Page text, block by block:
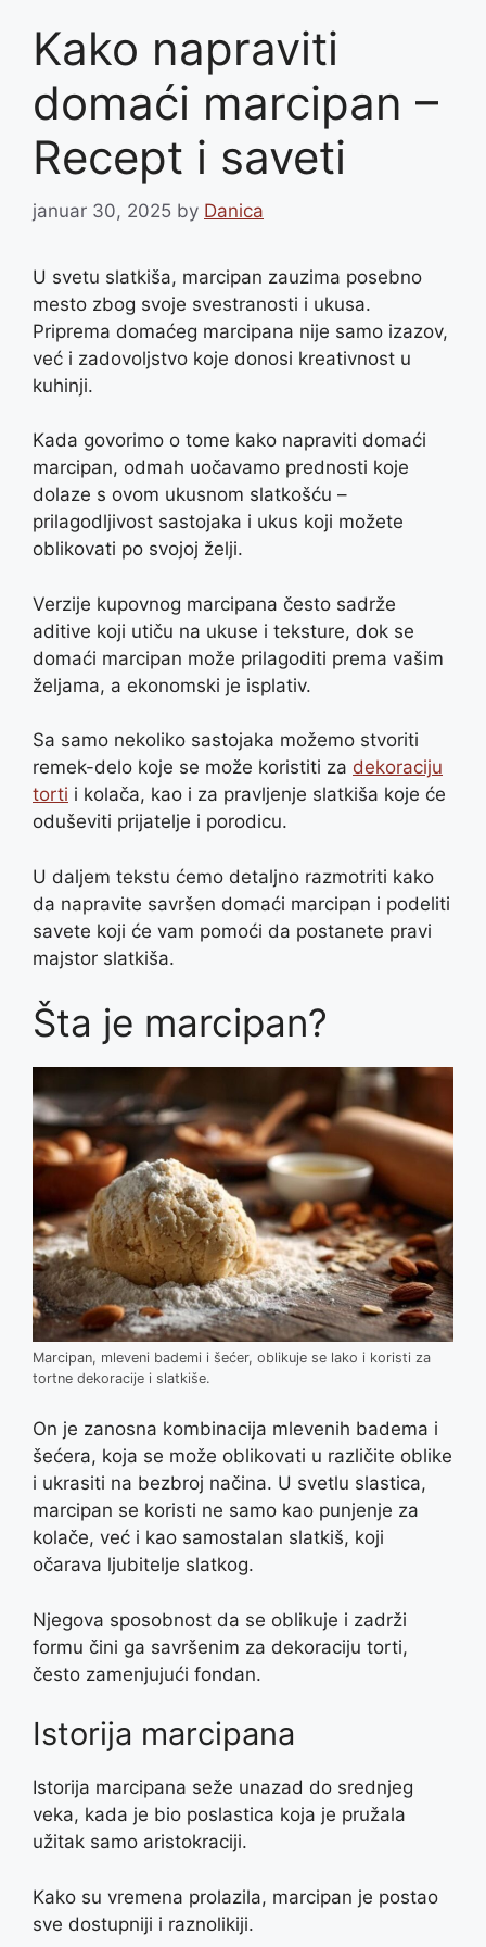
Kako napraviti
domaći marcipan –
Recept i saveti
januar 30, 2025 by Danica
U svetu slatkiša, marcipan zauzima posebno
mesto zbog svoje svestranosti i ukusa.
Priprema domaćeg marcipana nije samo izazov,
već i zadovoljstvo koje donosi kreativnost u
kuhinji.
Kada govorimo o tome kako napraviti domaći
marcipan, odmah uočavamo prednosti koje
dolaze s ovom ukusnom slatkošću –
prilagodljivost sastojaka i ukus koji možete
oblikovati po svojoj želji.
Verzije kupovnog marcipana često sadrže
aditive koji utiču na ukuse i teksture, dok se
domaći marcipan može prilagoditi prema vašim
željama, a ekonomski je isplativ.
Sa samo nekoliko sastojaka možemo stvoriti
remek-delo koje se može koristiti za dekoraciju
torti i kolača, kao i za pravljenje slatkiša koje će
oduševiti prijatelje i porodicu.
U daljem tekstu ćemo detaljno razmotriti kako
da napravite savršen domaći marcipan i podeliti
savete koji će vam pomoći da postanete pravi
majstor slatkiša.
Šta je marcipan?
Marcipan, mleveni bademi i šećer, oblikuje se lako i koristi za
tortne dekoracije i slatkiše.
On je zanosna kombinacija mlevenih badema i
šećera, koja se može oblikovati u različite oblike
i ukrasiti na bezbroj načina. U svetlu slastica,
marcipan se koristi ne samo kao punjenje za
kolače, već i kao samostalan slatkiš, koji
očarava ljubitelje slatkog.
Njegova sposobnost da se oblikuje i zadrži
formu čini ga savršenim za dekoraciju torti,
često zamenjujući fondan.
Istorija marcipana
Istorija marcipana seže unazad do srednjeg
veka, kada je bio poslastica koja je pružala
užitak samo aristokraciji.
Kako su vremena prolazila, marcipan je postao
sve dostupniji i raznolikiji.